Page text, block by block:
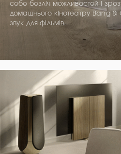
себе безліч можливостей і
домашнього кінотеатру Bang
звук для фільмів.